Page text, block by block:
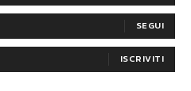
SEGUI
ISCRIVITI